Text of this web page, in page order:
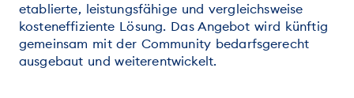
etablierte, leistungsfähige und vergleichsweise
kosteneffiziente Lösung. Das Angebot wird künftig
gemeinsam mit der Community bedarfsgerecht
ausgebaut und weiterentwickelt.